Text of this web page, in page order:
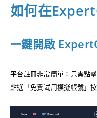
如何在
一鍵開啟
平台註冊非常簡單：只需點
點選「免費試用模擬帳號」按